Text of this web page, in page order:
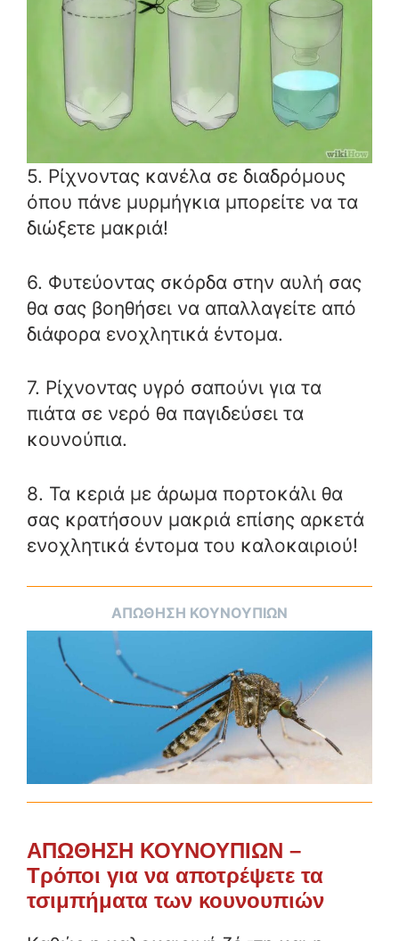
5. Ρίχνοντας κανέλα σε διαδρόμους
όπου πάνε μυρμήγκια μπορείτε να τα
διώξετε μακριά!
6. Φυτεύοντας σκόρδα στην αυλή σας
θα σας βοηθήσει να απαλλαγείτε από
διάφορα ενοχλητικά έντομα.
7. Ρίχνοντας υγρό σαπούνι για τα
πιάτα σε νερό θα παγιδεύσει τα
κουνούπια.
8. Τα κεριά με άρωμα πορτοκάλι θα
σας κρατήσουν μακριά επίσης αρκετά
ενοχλητικά έντομα του καλοκαιριού!
ΑΠΩΘΗΣΗ ΚΟΥΝΟΥΠΙΩΝ
ΑΠΩΘΗΣΗ ΚΟΥΝΟΥΠΙΩΝ –
Τρόποι για να αποτρέψετε τα
τσιμπήματα των κουνουπιών